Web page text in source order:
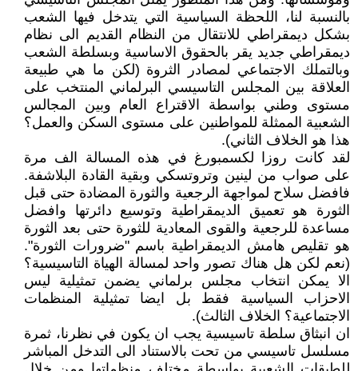
بالنسبة لنا، اللحظة السياسية التي يتدخل فيها الشعب
بشكل ديمقراطي للانتقال من النظام القديم الى نظام
ديمقراطي جديد يقر بالحقوق الاساسية وبسلطة الشعب
وبالتملك الاجتماعي لمصادر الثروة (لكن ما هي طبيعة
العلاقة بين المجلس التاسيسي البرلماني المنتخب على
مستوى وطني بواسطة الاقتراع العام وبين المجالس
الشعبية الممثلة للمواطنين على مستوى السكن والعمل؟
هذا هو الخلاف الثاني).
لقد كانت روزا لكسمبورغ في هذه المسالة الف مرة
على صواب من لينين وتروتسكي وبقية القادة البلاشفة.
فافضل سلاح لمواجهة الرجعية والثورة المضادة حتى قبل
الثورة هو تعميق الديمقراطية وتوسيع دائرتها وافضل
مساعدة للرجعية والقوى المعادية للثورة حتى بعد الثورة
هو تقليص هامش الديمقراطية باسم "ضرورات الثورة".
(نعم لكن هل هناك تصور واحد لمسالة الهياة التاسيسية؟
الا يمكن انتخاب مجلس برلماني يضمن تمثيلية ليس
الاحزاب السياسية فقط بل ايضا تمثيلية المنظمات
الاجتماعية؟ الخلاف الثالث).
ان انبثاق سلطة تاسيسية يجب ان يكون في نظرنا، ثمرة
مسلسل تاسيسي من تحت بالاستناد الى التدخل المباشر